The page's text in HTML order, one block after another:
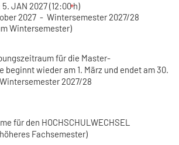
JAN 2027 (12:00 h)
2027 - Wintersemester 2027/28
Wintersemester)
für die Master-
beginnt wieder am 1. März und endet am 30.
2027/28
für den HOCHSCHULWECHSEL
Fachsemester)